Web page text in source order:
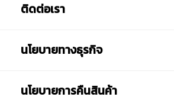
ติดต่อเรา
นโยบายทางธุรกิจ
นโยบายการคืนสินค้า